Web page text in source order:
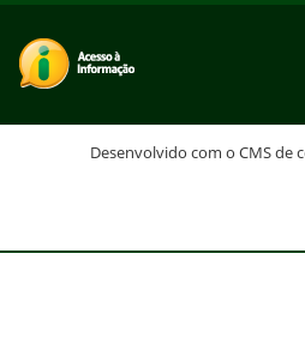
Desenvolvido com o CMS de